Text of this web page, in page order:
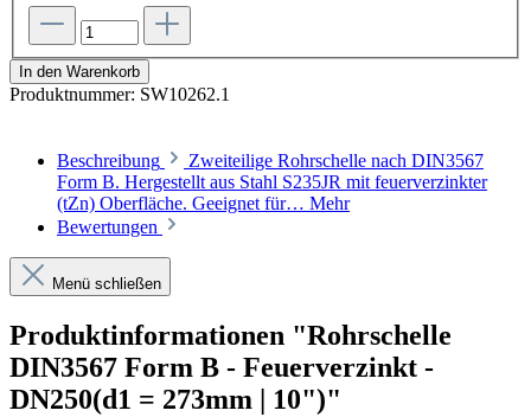
In den Warenkorb
Produktnummer: SW10262.1
Beschreibung
Zweiteilige Rohrschelle nach DIN3567
Form B. Hergestellt aus Stahl S235JR mit feuerverzinkter
(tZn) Oberfläche. Geeignet für… Mehr
Bewertungen
Menü schließen
Produktinformationen "Rohrschelle
DIN3567 Form B - Feuerverzinkt -
DN250(d1 = 273mm | 10")"